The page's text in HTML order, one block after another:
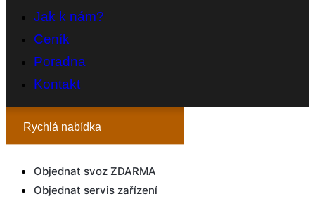
Jak k nám?
Ceník
Poradna
Kontakt
Rychlá nabídka
Objednat svoz ZDARMA
Objednat servis zařízení